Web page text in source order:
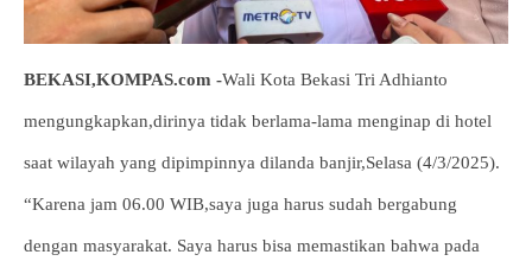
BEKASI,KOMPAS.com -Wali Kota Bekasi Tri Adhianto
mengungkapkan,dirinya tidak berlama-lama menginap di hotel
saat wilayah yang dipimpinnya dilanda banjir,Selasa (4/3/2025).
“Karena jam 06.00 WIB,saya juga harus sudah bergabung
dengan masyarakat. Saya harus bisa memastikan bahwa pada